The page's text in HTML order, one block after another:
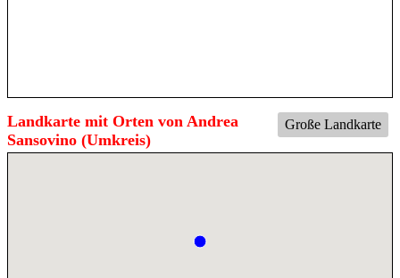
Große Landkarte
Landkarte mit Orten von Andrea
Sansovino (Umkreis)